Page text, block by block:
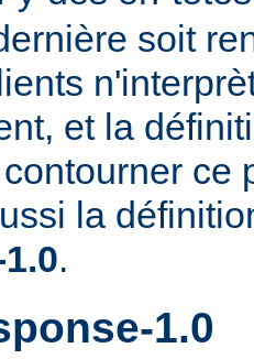
soit
et la
ce
la
.
1.0